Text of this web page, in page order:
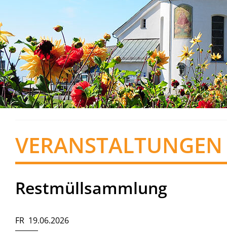
VERANSTALTUNGEN
Restmüllsammlung
FR 19.06.2026